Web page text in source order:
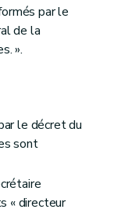
par le
de la
».
le décret du
sont
« directeur